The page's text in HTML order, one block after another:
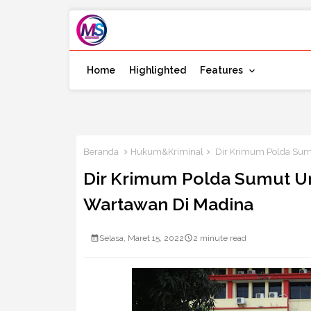
Home Highlighted Features
Beranda Hukum&Kriminal Dir Krimum Polda
Dir Krimum Polda Sumut
Wartawan Di Madina
Selasa, Maret 15, 2022 2 minute read